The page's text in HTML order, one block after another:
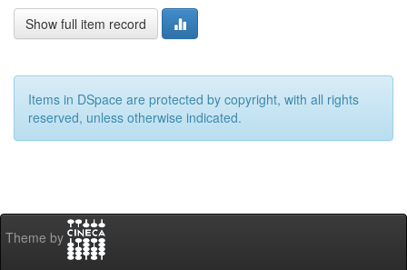
Show full item record
Items in DSpace are protected by copyright, with all rights
reserved, unless otherwise indicated.
Theme by